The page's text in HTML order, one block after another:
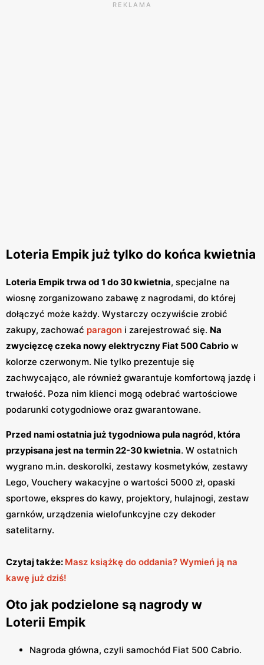
REKLAMA
Loteria Empik już tylko do końca kwietnia
Loteria Empik trwa od 1 do 30 kwietnia, specjalne na
wiosnę zorganizowano zabawę z nagrodami, do której
dołączyć może każdy. Wystarczy oczywiście zrobić
zakupy, zachować paragon i zarejestrować się. Na
zwycięzcę czeka nowy elektryczny Fiat 500 Cabrio w
kolorze czerwonym. Nie tylko prezentuje się
zachwycająco, ale również gwarantuje komfortową jazdę i
trwałość. Poza nim klienci mogą odebrać wartościowe
podarunki cotygodniowe oraz gwarantowane.
Przed nami ostatnia już tygodniowa pula nagród, która
przypisana jest na termin 22-30 kwietnia. W ostatnich
wygrano m.in. deskorolki, zestawy kosmetyków, zestawy
Lego, Vouchery wakacyjne o wartości 5000 zł, opaski
sportowe, ekspres do kawy, projektory, hulajnogi, zestaw
garnków, urządzenia wielofunkcyjne czy dekoder
satelitarny.
Czytaj także: Masz książkę do oddania? Wymień ją na
kawę już dziś!
Oto jak podzielone są nagrody w
Loterii Empik
Nagroda główna, czyli samochód Fiat 500 Cabrio.